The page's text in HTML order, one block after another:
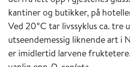
kantiner og butikker, på
Ved 20°C tar livssyklus ca. tre
utseendemessig liknende art i
er imidlertid larvene